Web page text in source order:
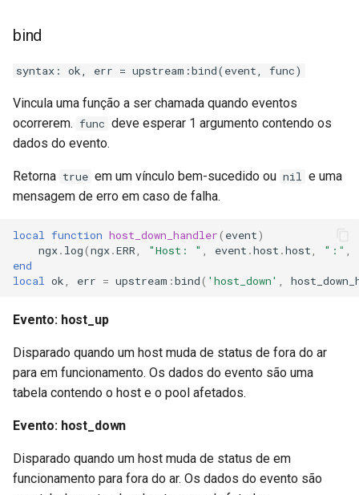
spnego-http-auth
srcache
srt
sticky
stream-lua
stream-sts
stream-upsync
sts
substitutions
sxg
sysguard
bind
syntax: ok, err = upstream:bind(event, func)
Vincula uma função a ser chamada quando eventos
ocorrerem. func deve esperar 1 argumento contendo os
dados do evento.
Retorna true em um vínculo bem-sucedido ou nil e uma
mensagem de erro em caso de falha.
local function host_down_handler( event)
ngx. log(ngx.ERR "Host: " event .host .host ":"
end
local
ok err = upstream :bind( 'host_down'
Evento: host_up
Disparado quando um host muda de status de fora do ar
para em funcionamento. Os dados do evento são uma
tabela contendo o host e o pool afetados.
Evento: host_down
Disparado quando um host muda de status de em
funcionamento para fora do ar. Os dados do evento são